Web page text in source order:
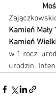
Kamień Mały
Kamień
w 1 rocz.
urodzin.